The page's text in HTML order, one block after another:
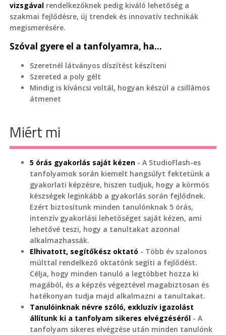
vizsgával rendelkezőknek pedig kiváló lehetőség a
szakmai fejlődésre, új trendek és innovatív technikák
megismerésére.
Szóval gyere el a tanfolyamra, ha...
Szeretnél látványos díszítést készíteni
Szereted a poly gélt
Mindig is kíváncsi voltál, hogyan készül a csillámos
átmenet
Miért mi
5 órás gyakorlás saját kézen - A StudioFlash-es
tanfolyamok során kiemelt hangsúlyt fektetünk a
gyakorlati képzésre, hiszen tudjuk, hogy a körmös
készségek leginkább a gyakorlás során fejlődnek.
Ezért biztosítunk minden tanulónknak 5 órás,
intenzív gyakorlási lehetőséget saját kézen, ami
lehetővé teszi, hogy a tanultakat azonnal
alkalmazhassák.
Elhivatott, segítőkész oktató - Több év szalonos
múlttal rendelkező oktatónk segíti a fejlődést.
Célja, hogy minden tanuló a legtöbbet hozza ki
magából, és a képzés végeztével magabiztosan és
hatékonyan tudja majd alkalmazni a tanultakat.
Tanulóinknak névre szóló, exkluzív igazolást
állítunk ki a tanfolyam sikeres elvégzéséről - A
tanfolyam sikeres elvégzése után minden tanulónk